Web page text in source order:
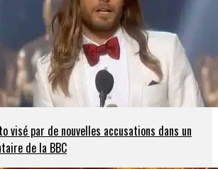
visé par de nouvelles accusations dans un
de la BBC